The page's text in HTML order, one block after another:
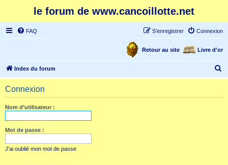
le forum de www.cancoillotte.net
FAQ Connexion
S’enregistrer
Livre d'or
Retour au site
Index du forum
e
Connexion
Nom d’utilisateur :
Mot de passe :
J’ai oublié mon mot de passe